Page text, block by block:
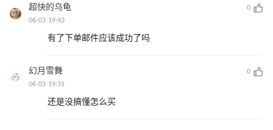
超快的乌龟
0
06-03 19:43
有了下单邮件应该成功了吗
幻月雪舞
0
06-03 19:31
还是没搞懂怎么买